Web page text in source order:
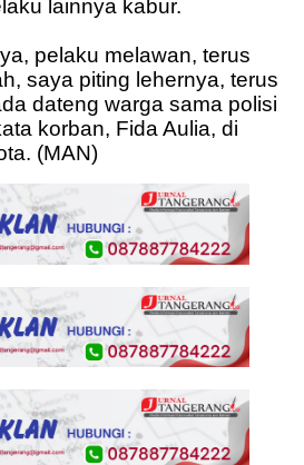
lainnya kabur.
pelaku melawan, terus
saya piting lehernya, terus
dateng warga sama polisi
korban, Fida Aulia, di
(MAN)